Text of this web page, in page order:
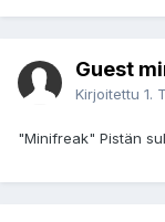
Guest
Kirjoitettu 1.
"Minifreak" Pistän